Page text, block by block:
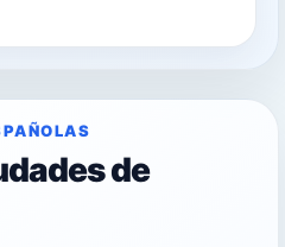
de